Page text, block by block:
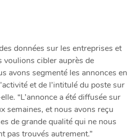
données sur les entreprises et
voulions cibler auprès de
avons segmenté les annonces en
et de l’intitulé du poste sur
“L’annonce a été diffusée sur
semaines, et nous avons reçu
de grande qualité qui ne nous
pas trouvés autrement.”